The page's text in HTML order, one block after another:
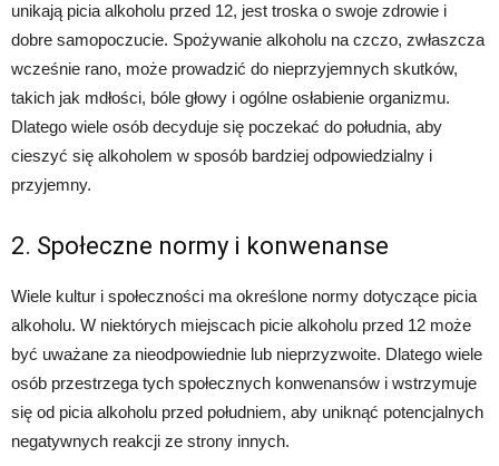
unikają picia alkoholu przed 12, jest troska o swoje zdrowie i
dobre samopoczucie. Spożywanie alkoholu na czczo, zwłaszcza
wcześnie rano, może prowadzić do nieprzyjemnych skutków,
takich jak mdłości, bóle głowy i ogólne osłabienie organizmu.
Dlatego wiele osób decyduje się poczekać do południa, aby
cieszyć się alkoholem w sposób bardziej odpowiedzialny i
przyjemny.
2. Społeczne normy i konwenanse
Wiele kultur i społeczności ma określone normy dotyczące picia
alkoholu. W niektórych miejscach picie alkoholu przed 12 może
być uważane za nieodpowiednie lub nieprzyzwoite. Dlatego wiele
osób przestrzega tych społecznych konwenansów i wstrzymuje
się od picia alkoholu przed południem, aby uniknąć potencjalnych
negatywnych reakcji ze strony innych.